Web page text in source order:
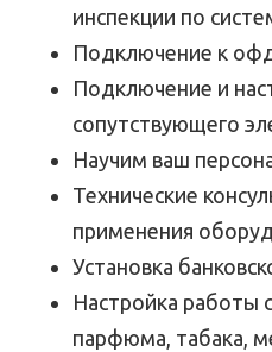
инспекции по
Подключение к
Подключение и
сопутствующего
Научим ваш
Технические
применения
Установка
Настройка работы
парфюма, табака,